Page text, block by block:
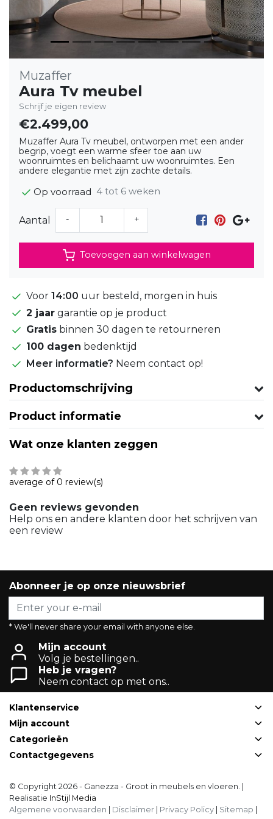
Muzaffer
Aura Tv meubel
Schrijf je eigen review
€2.499,00
Muzaffer Aura Tv meubel, ontworpen met een ander
begrip, voegt een warme sfeer toe aan uw
woonruimtes en belichaamt uw woonruimtes. Een
andere elegantie met zijn zachte details.
Op voorraad 4 tot 6 weken
Aantal - +
Toevoegen aan winkelwagen
Voor 14:00 uur besteld, morgen in huis
2 jaar garantie op je product
Gratis binnen 30 dagen te retourneren
100 dagen bedenktijd
Meer informatie? Neem contact op!
Productomschrijving
Product informatie
Wat onze klanten zeggen
average of 0 review(s)
Geen reviews gevonden
Help ons en andere klanten door het schrijven van
een review
Abonneer je op onze nieuwsbrief
* We'll never share your email with anyone else.
Mijn account
Volg je bestellingen..
Heb je vragen?
Neem contact op met ons..
Klantenservice
Mijn account
Categorieën
Contactgegevens
© Copyright 2026 - Ganezza - Groot in meubels en vloeren. |
Realisatie InStijl Media
Algemene voorwaarden
Disclaimer Privacy Policy Sitemap